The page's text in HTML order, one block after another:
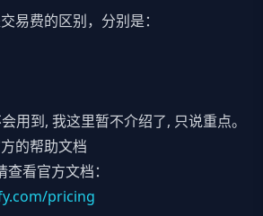
易费的区别，分别是：
用到, 我这里暂不介绍了, 只说重点。
的帮助文档
看官方文档：
pricing